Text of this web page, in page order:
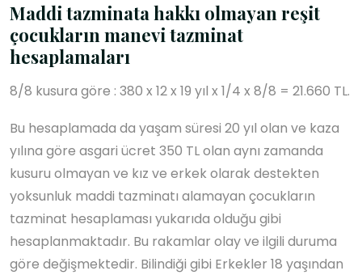
Maddi tazminata hakkı olmayan reşit
çocukların manevi tazminat
hesaplamaları
8/8 kusura göre : 380 x 12 x 19 yıl x 1/4 x 8/8 = 21.660 TL.
Bu hesaplamada da yaşam süresi 20 yıl olan ve kaza
yılına göre asgari ücret 350 TL olan aynı zamanda
kusuru olmayan ve kız ve erkek olarak destekten
yoksunluk maddi tazminatı alamayan çocukların
tazminat hesaplaması yukarıda olduğu gibi
hesaplanmaktadır. Bu rakamlar olay ve ilgili duruma
göre değişmektedir. Bilindiği gibi Erkekler 18 yaşından